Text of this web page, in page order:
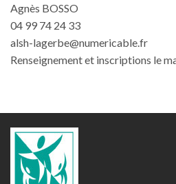
Agnès BOSSO
04 99 74 24 33
alsh-lagerbe@numericable.fr
Renseignement et inscriptions le